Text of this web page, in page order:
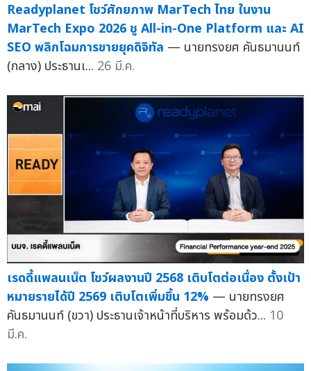
Readyplanet โชว์ศักยภาพ MarTech ไทย ในงาน
MarTech Expo 2026 ชู All-in-One Platform และ AI
SEO พลิกโฉมการขายยุคดิจิทัล — นายทรงยศ คันธมานนท์
(กลาง) ประธานเ... 26 มี.ค.
เรดดี้แพลนเน็ต โชว์ผลงานปี 2568 เติบโตต่อเนื่อง ตั้งเป้า
หมายรายได้ปี 2569 เติบโตเพิ่มขึ้น 12% — นายทรงยศ
คันธมานนท์ (ขวา) ประธานเจ้าหน้าที่บริหาร พร้อมด้ว... 10
มี.ค.